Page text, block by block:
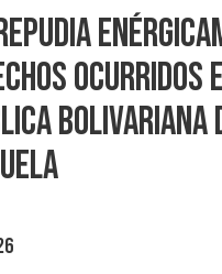
sitio
ocurridos
Bolivariana